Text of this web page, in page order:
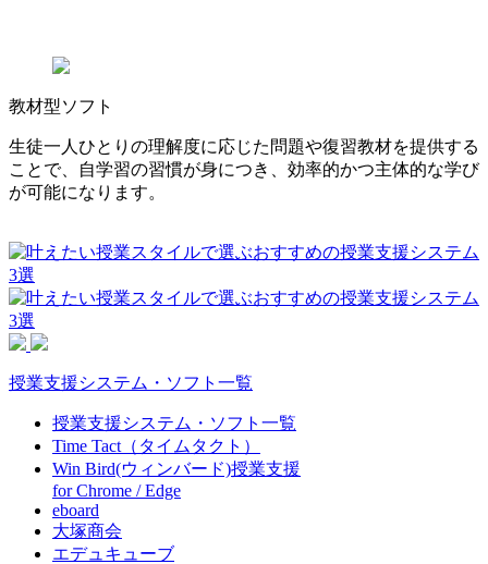
教材型ソフト
生徒一人ひとりの理解度に応じた問題や復習教材を提供する
ことで、自学習の習慣が身につき、効率的かつ主体的な学び
が可能になります。
授業支援システム・ソフト一覧
授業支援システム・ソフト一覧
Time Tact（タイムタクト）
Win Bird(ウィンバード)授業支援
for Chrome / Edge
eboard
大塚商会
エデュキューブ